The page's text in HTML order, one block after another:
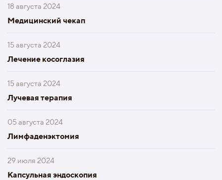
18 августа 2024
Медицинский чекап
15 августа 2024
Лечение косоглазия
15 августа 2024
Лучевая терапия
05 августа 2024
Лимфаденэктомия
29 июля 2024
Капсульная эндоскопия